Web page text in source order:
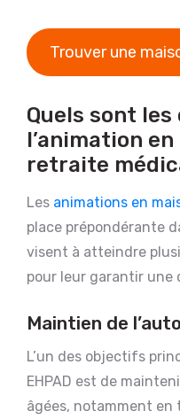
Trouver une
Quels sont
l’animation
retraite
Les animations en
place prépondérante
visent à atteindre
pour leur garantir une
Maintien de
L’un des objectifs
EHPAD est de
âgées, notamment